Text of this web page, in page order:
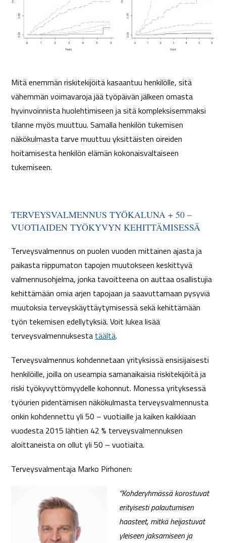
Mitä enemmän riskitekijöitä kasaantuu henkilölle, sitä
vähemmän voimavaroja jää työpäivän jälkeen omasta
hyvinvoinnista huolehtimiseen ja sitä kompleksisemmaksi
tilanne myös muuttuu. Samalla henkilön tukemisen
näkökulmasta tarve muuttuu yksittäisten oireiden
hoitamisesta henkilön elämän kokonaisvaltaiseen
tukemiseen.
TERVEYSVALMENNUS TYÖKALUNA + 50 –
VUOTIAIDEN TYÖKYVYN KEHITTÄMISESSÄ
Terveysvalmennus on puolen vuoden mittainen ajasta ja
paikasta riippumaton tapojen muutokseen keskittyvä
valmennusohjelma, jonka tavoitteena on auttaa osallistujia
kehittämään omia arjen tapojaan ja saavuttamaan pysyviä
muutoksia terveyskäyttäytymisessä sekä kehittämään
työn tekemisen edellytyksiä. Voit lukea lisää
terveysvalmennuksesta täältä.
Terveysvalmennus kohdennetaan yrityksissä ensisijaisesti
henkilöille, joilla on useampia samanaikaisia riskitekijöitä ja
riski työkyvyttömyydelle kohonnut. Monessa yrityksessä
työurien pidentämisen näkökulmasta terveysvalmennusta
onkin kohdennettu yli 50 – vuotiaille ja kaiken kaikkiaan
vuodesta 2015 lähtien 42 % terveysvalmennuksen
aloittaneista on ollut yli 50 – vuotiaita.
Terveysvalmentaja Marko Pirhonen:
”Kohderyhmässä korostuvat
erityisesti palautumisen
haasteet, mitkä heijastuvat
yleiseen jaksamiseen ja